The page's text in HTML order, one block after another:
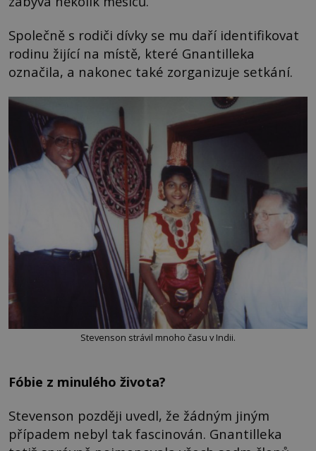
Společně s rodiči dívky se mu daří identifikovat
rodinu žijící na místě, které Gnantilleka
označila, a nakonec také zorganizuje setkání.
Stevenson strávil mnoho času v Indii.
Fóbie z minulého života?
Stevenson později uvedl, že žádným jiným
případem nebyl tak fascinován. Gnantilleka